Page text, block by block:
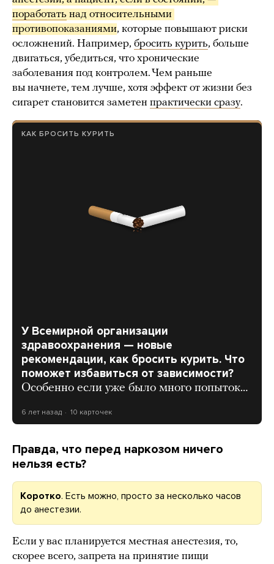
поработать над относительными
противопоказаниями, которые повышают риски
осложнений. Например, бросить курить, больше
двигаться, убедиться, что хронические
заболевания под контролем. Чем раньше
вы начнете, тем лучше, хотя эффект от жизни без
сигарет становится заметен практически сразу.
КАК БРОСИТЬ КУРИТЬ
У Всемирной организации
здравоохранения — новые
рекомендации, как бросить курить. Что
поможет избавиться от зависимости?
Особенно если уже было много попыток…
6 лет назад 10 карточек
Правда, что перед наркозом ничего
нельзя есть?
Коротко. Есть можно, просто за несколько часов
до анестезии.
Если у вас планируется местная анестезия, то,
скорее всего, запрета на принятие пищи